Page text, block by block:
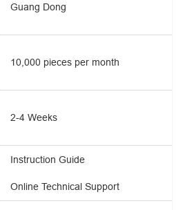
Guang Dong
10,000 pieces per month
2-4 Weeks
Online Technical Support
Instruction Guide